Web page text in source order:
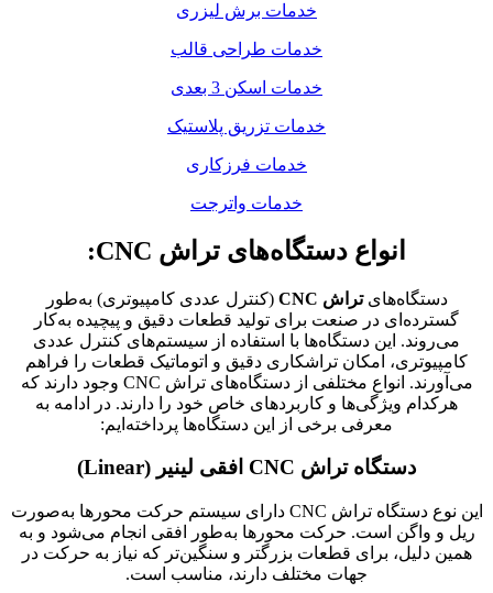
خدمات برش لیزری
خدمات طراحی قالب
خدمات اسکن 3 بعدی
خدمات تزریق پلاستیک
خدمات فرزکاری
خدمات واترجت
انواع دستگاه‌های تراش CNC:
دستگاه‌هایتراش CNC
(کنترل عددی کامپیوتری) به‌طور
گسترده‌ای در صنعت برای تولید قطعات دقیق و پیچیده به‌کار
می‌روند. این دستگاه‌ها با استفاده از سیستم‌های کنترل عددی
کامپیوتری، امکان تراشکاری دقیق و اتوماتیک قطعات را فراهم
می‌آورند. انواع مختلفی از دستگاه‌های تراش CNC وجود دارند که
هرکدام ویژگی‌ها و کاربردهای خاص خود را دارند. در ادامه به
معرفی برخی از این دستگاه‌ها پرداخته‌ایم:
دستگاه تراش CNC افقی لینیر (Linear)
این نوع دستگاه تراش CNC دارای سیستم حرکت محورها به‌صورت
ریل و واگن است. حرکت محورها به‌طور افقی انجام می‌شود و به
همین دلیل، برای قطعات بزرگتر و سنگین‌تر که نیاز به حرکت در
جهات مختلف دارند، مناسب است.